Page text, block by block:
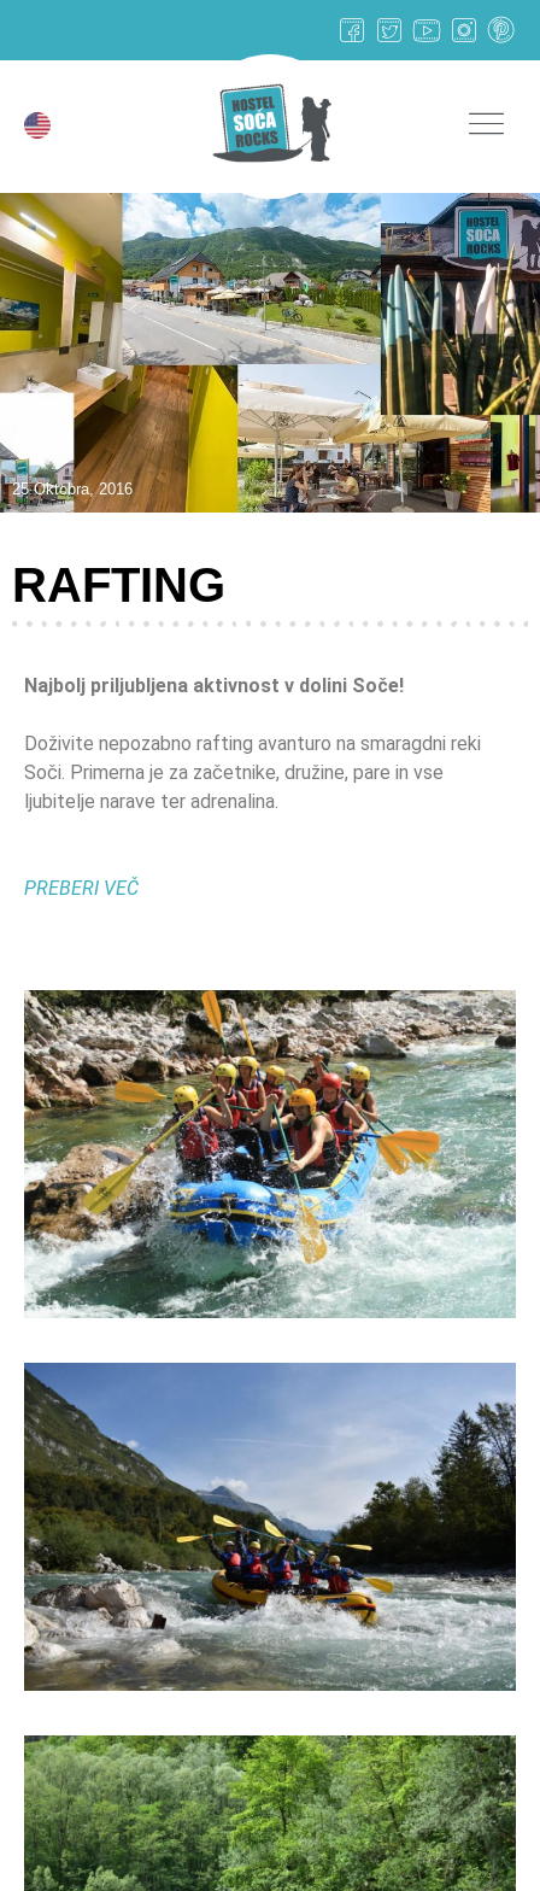
25 Oktobra, 2016
RAFTING
Najbolj priljubljena aktivnost v dolini Soče!
Doživite nepozabno rafting avanturo na smaragdni reki
Soči. Primerna je za začetnike, družine, pare in vse
ljubitelje narave ter adrenalina.
PREBERI VEČ